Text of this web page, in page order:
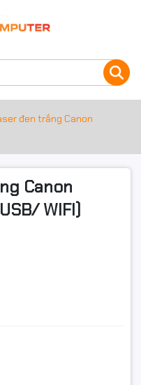
đen trắng Canon
Canon
WIFI)
Canon
USB/
hiệu
bỉ dễ tiện
phòng